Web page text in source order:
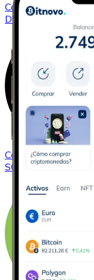
ComprarDogecoin
DOGE
ComprarSolana
SOL